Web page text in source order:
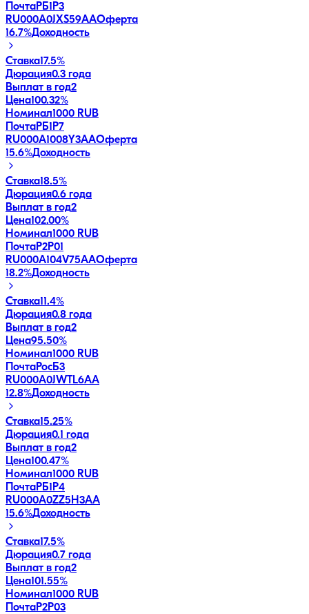
ПочтаРБ1P3
RU000A0JXS59AAОферта
16.7%Доходность
Ставка17.5%
Дюрация0.3 года
Выплат в год2
Цена100.32%
Номинал1000 RUB
ПочтаРБ1P7
RU000A1008Y3AAОферта
15.6%Доходность
Ставка18.5%
Дюрация0.6 года
Выплат в год2
Цена102.00%
Номинал1000 RUB
ПочтаР2P01
RU000A104V75AAОферта
18.2%Доходность
Ставка11.4%
Дюрация0.8 года
Выплат в год2
Цена95.50%
Номинал1000 RUB
ПочтаРосБ3
RU000A0JWTL6AA
12.8%Доходность
Ставка15.25%
Дюрация0.1 года
Выплат в год2
Цена100.47%
Номинал1000 RUB
ПочтаРБ1P4
RU000A0ZZ5H3AA
15.6%Доходность
Ставка17.5%
Дюрация0.7 года
Выплат в год2
Цена101.55%
Номинал1000 RUB
ПочтаР2P03